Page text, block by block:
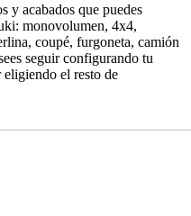
y acabados que puedes
monovolumen, 4x4,
coupé, furgoneta, camión
seguir configurando tu
el resto de